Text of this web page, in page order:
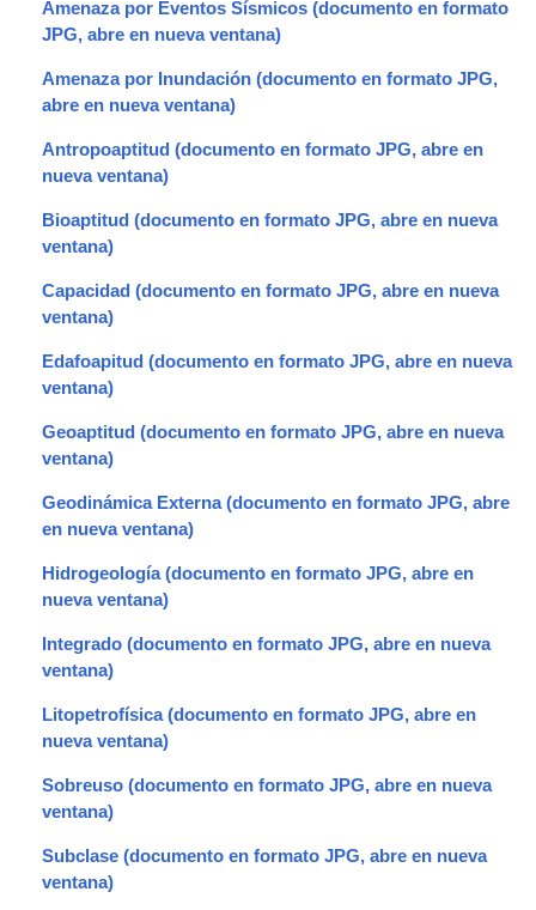
Amenaza por Eventos Sísmicos
Amenaza por Inundación
Antropoaptitud
Bioaptitud
Capacidad
Edafoapitud
Geoaptitud
Geodinámica Externa
Hidrogeología
Integrado
Litopetrofísica
Sobreuso
Subclase